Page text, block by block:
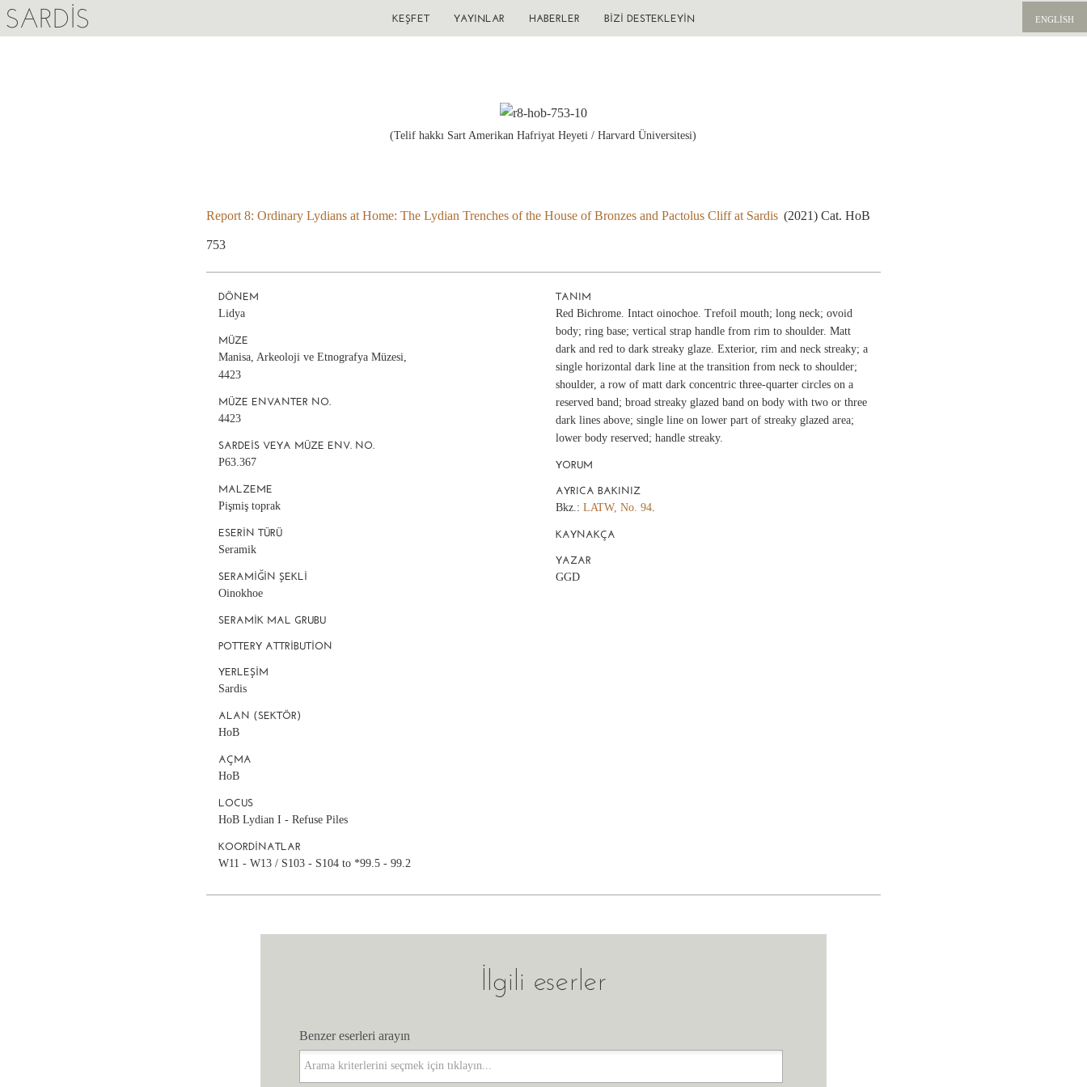
SARDIS ENGLISH
KEŞFET YAYINLAR HABERLER BIZI DESTEKLEYIN
(Telif hakkı Sart Amerikan Hafriyat Heyeti / Harvard Üniversitesi)
Report 8: Ordinary Lydians at Home: The Lydian Trenches of the House of Bronzes and Pactolus Cliff at Sardis (2021) Cat. HoB
753
DÖNEM
Lidya
MÜZE
Manisa, Arkeoloji ve Etnografya Müzesi,
4423
MÜZE ENVANTER NO.
4423
SARDEIS VEYA MÜZE ENV. NO.
P63.367
MALZEME
Pişmiş toprak
ESERIN TÜRÜ
Seramik
SERAMIĞIN ŞEKLI
Oinokhoe
SERAMIK MAL GRUBU
POTTERY ATTRIBUTION
YERLEŞIM
Sardis
ALAN (SEKTÖR)
HoB
AÇMA
HoB
LOCUS
HoB Lydian I - Refuse Piles
KOORDINATLAR
W11 - W13 / S103 - S104 to *99.5 - 99.2
TANIM
Red Bichrome. Intact oinochoe. Trefoil mouth; long neck; ovoid
body; ring base; vertical strap handle from rim to shoulder. Matt
dark and red to dark streaky glaze. Exterior, rim and neck streaky; a
single horizontal dark line at the transition from neck to shoulder;
shoulder, a row of matt dark concentric three-quarter circles on a
reserved band; broad streaky glazed band on body with two or three
dark lines above; single line on lower part of streaky glazed area;
lower body reserved; handle streaky.
YORUM
AYRICA BAKINIZ
Bkz.: LATW, No. 94.
KAYNAKÇA
YAZAR
GGD
İlgili eserler
Benzer eserleri arayın
Benzer eserleri arayın